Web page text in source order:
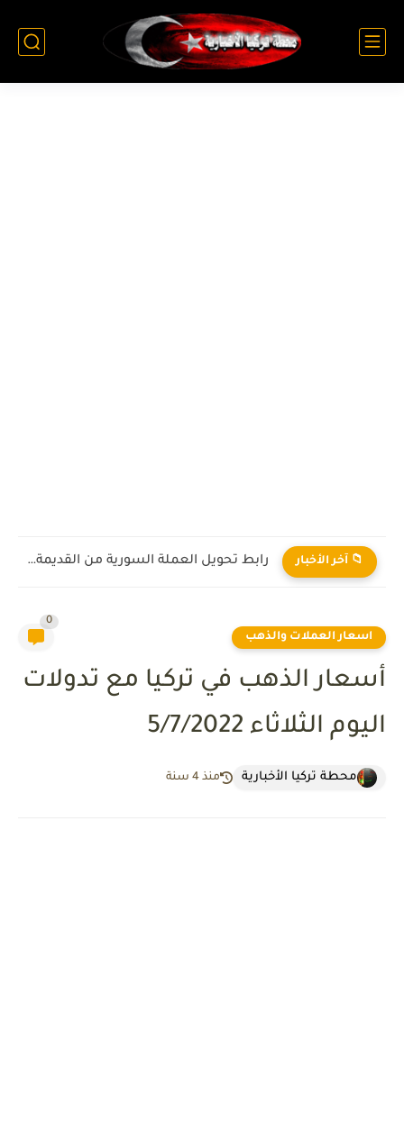
📁 آخر الأخبار رابط تحويل العملة السورية من القديمة إلى الجديدة 2026
اسعار العملات والذهب
0
أسعار الذهب في تركيا مع تدولات
اليوم الثلاثاء 5/7/2022
محطة تركيا الأخبارية منذ 4 سنة